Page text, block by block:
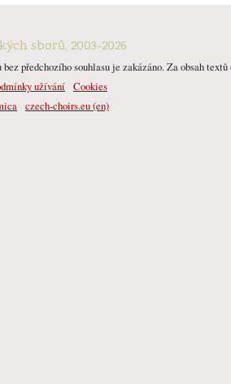
sborů, 2003-2026
předchozího souhlasu je zakázáno. Za obsah
užívání Cookies
czech-choirs.eu (en)